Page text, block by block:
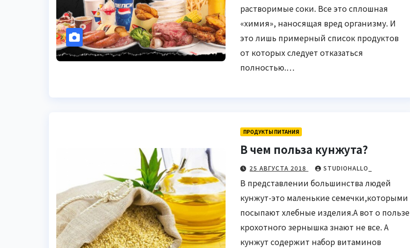
растворимые соки. Все это сплошная
«химия», наносящая вред организму. И
это лишь примерный список продуктов
от которых следует отказаться
полностью.…
ПРОДУКТЫ ПИТАНИЯ
В чем польза кунжута?
25 АВГУСТА 2018 STUDIOHALLO_
В представлении большинства людей
кунжут-это маленькие семечки,которыми
посыпают хлебные изделия.А вот о пользе
крохотного зернышка знают не все. А
кунжут содержит набор витаминов